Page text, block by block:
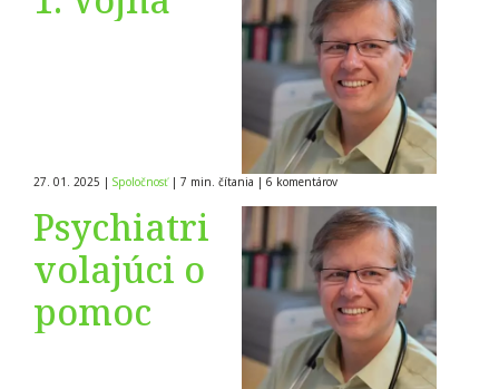
27. 01. 2025 | Spoločnosť | 7 min. čítania | 6 komentárov
Psychiatri
volajúci o
pomoc